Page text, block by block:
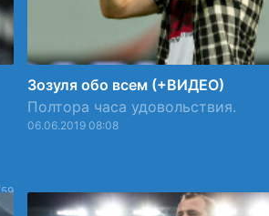
59
Зозуля обо всем (+ВИДЕО)
Полтора часа удовольствия.
06.06.2019 08:08